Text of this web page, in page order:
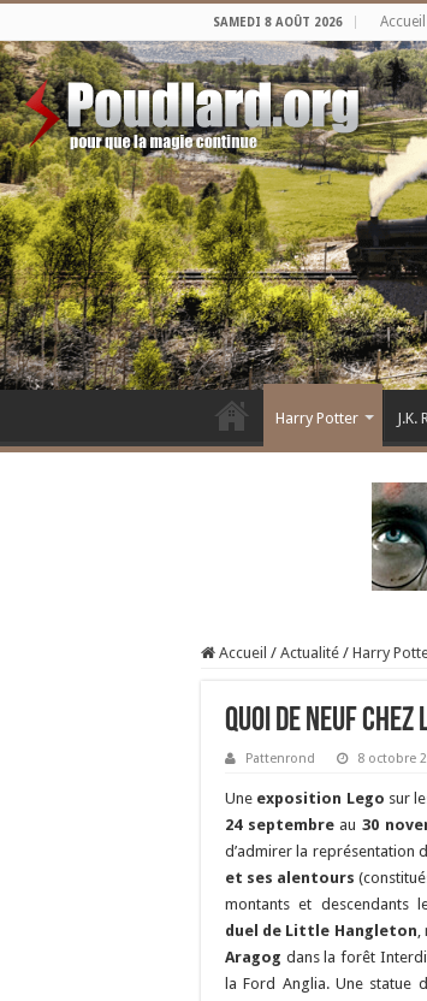
SAMEDI 8 AOÛT 2026 Accueil
Harry Potter J.K.
Accueil / Actualité / Harry
Quoi de neuf chez
Pattenrond 8 octobre
Une exposition Lego sur
24 septembreau 30
d’admirer la représentation
et ses alentours
montants et descendants
duel de Little Hangleton,
Aragog dans la forêt
la Ford Anglia. Une statue